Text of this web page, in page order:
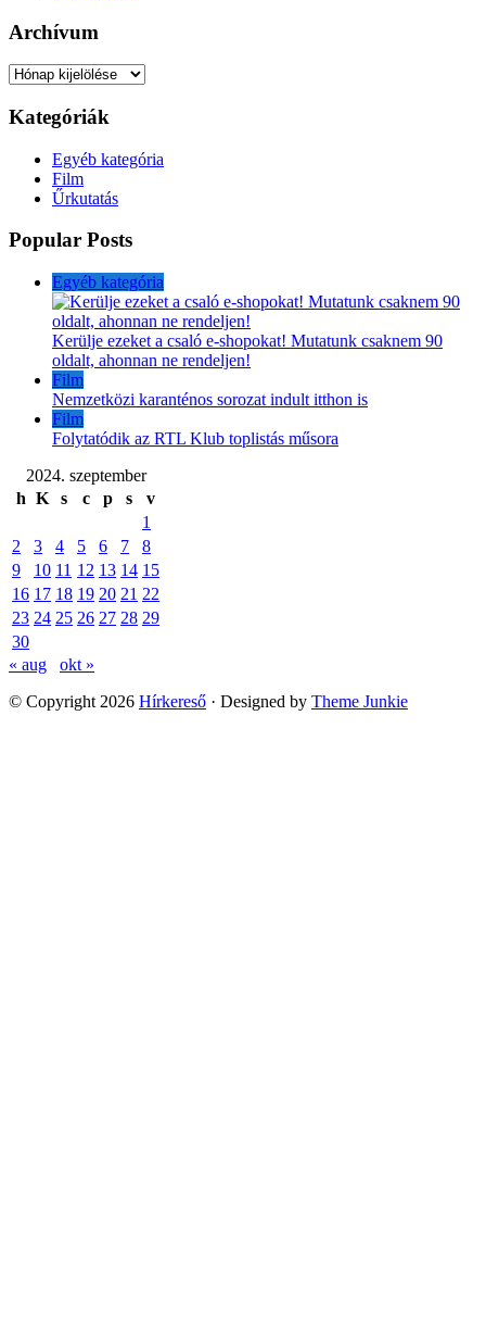
Archívum
Archívum
Kategóriák
Egyéb kategória
Film
Űrkutatás
Popular Posts
Egyéb kategória
Kerülje ezeket a csaló e-shopokat! Mutatunk csaknem 90
oldalt, ahonnan ne rendeljen!
Film
Nemzetközi karanténos sorozat indult itthon is
Film
Folytatódik az RTL Klub toplistás műsora
2024. szeptember
h K s c p s
v
1
2
3 4 5 6 7
8
9
10 11 12 13 14 15
16 17 18 19 20 21 22
23 24 25 26 27 28 29
30
« aug
okt »
© Copyright 2026 Hírkereső · Designed by Theme Junkie